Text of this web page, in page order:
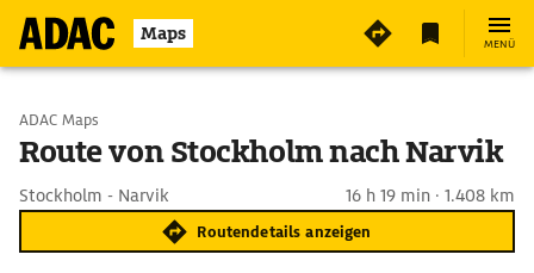
Maps MENÜ
Start wählen
ADAC Maps
Route von Stockholm nach Narvik
Stockholm - Narvik 16 h 19 min · 1.408 km
Routendetails anzeigen